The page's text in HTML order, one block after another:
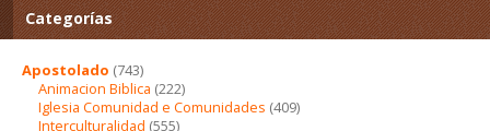
Categorías
Apostolado (743)
Animacion Biblica (222)
Iglesia Comunidad e Comunidades (409)
Interculturalidad (555)